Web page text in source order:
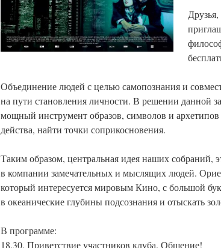
Объединение людей с целью самопознания и
на пути становления личности. В решении данной
мощный инструмент образов, символов и
действа, найти точки соприкосновения.
Таким образом, центральная идея наших собраний,
в компании замечательных и мыслящих людей.
который интересуется мировым Кино, с большой
в океанические глубины подсознания и отыскать
В программе:
18.30. Приветствие участников клуба. Общение!